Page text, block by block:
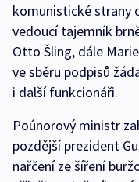
komunistické strany
vedoucí tajemník
Otto Šling, dále
ve sběru podpisů
i další funkcionáři.
Poúnorový ministr
pozdější prezident
nařčení ze šíření